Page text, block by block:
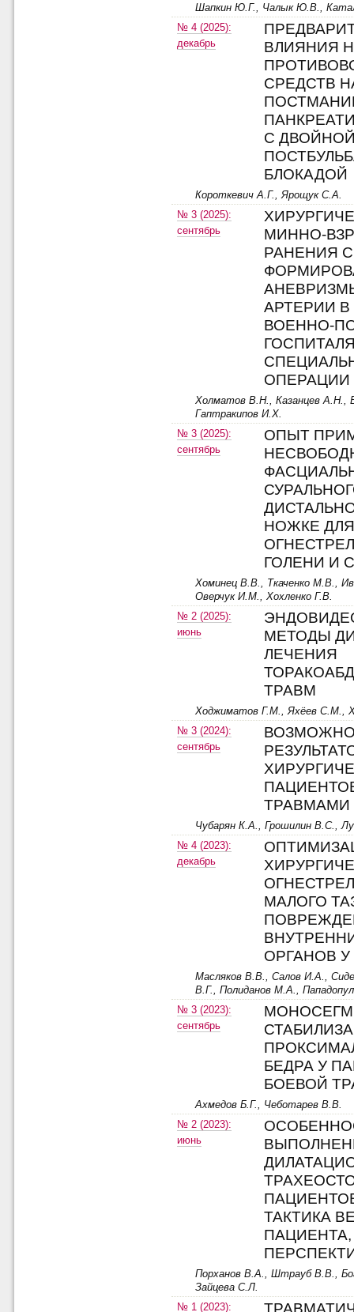
Шапкин Ю.Г., Чалык Ю.В.,
№ 4 (2025):
декабрь
ВЛИЯНИЯ
СРЕДСТВ
С
БЛОКАДОЙ
Короткевич А.Г., Ярощук С.А.
№ 3 (2025):
сентябрь
МИННО-
РАНЕНИЯ С
АРТЕРИИ
ВОЕННО-
ОПЕРАЦИИ
Холматов В.Н., Казанцев А.Н.,
Гаптракипов И.Х.
№ 3 (2025):
сентябрь
ОПЫТ
НОЖКЕ
ГОЛЕНИ И
Хоминец В.В., Ткаченко М.В.,
Оверчук И.М., Хохленко Г.В.
№ 2 (2025):
июнь
МЕТОДЫ
ЛЕЧЕНИЯ
ТРАВМ
Ходжиматов Г.М., Яхёев С.М.,
№ 3 (2024):
сентябрь
ТРАВМАМИ
Чубарян К.А., Грошилин В.С.,
№ 4 (2023):
декабрь
МАЛОГО
ОРГАНОВ
Масляков В.В., Салов И.А.,
В.Г., Полиданов М.А.,
№ 3 (2023):
сентябрь
БЕДРА У
БОЕВОЙ
Ахмедов Б.Г., Чеботарев В.В.
№ 2 (2023):
июнь
ТАКТИКА
Порханов В.А., Штрауб В.В.,
Зайцева С.Л.
№ 1 (2023):